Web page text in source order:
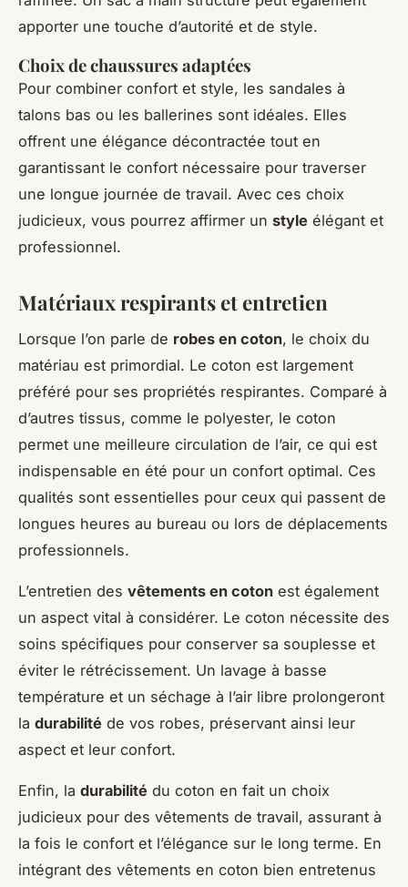
apporter une touche d’autorité et de style.
Choix de chaussures adaptées
Pour combiner confort et style, les sandales à
talons bas ou les ballerines sont idéales. Elles
offrent une élégance décontractée tout en
garantissant le confort nécessaire pour traverser
une longue journée de travail. Avec ces choix
judicieux, vous pourrez affirmer un style élégant et
professionnel.
Matériaux respirants et entretien
Lorsque l’on parle de robes en coton, le choix du
matériau est primordial. Le coton est largement
préféré pour ses propriétés respirantes. Comparé à
d’autres tissus, comme le polyester, le coton
permet une meilleure circulation de l’air, ce qui est
indispensable en été pour un confort optimal. Ces
qualités sont essentielles pour ceux qui passent de
longues heures au bureau ou lors de déplacements
professionnels.
L’entretien des vêtements en coton est également
un aspect vital à considérer. Le coton nécessite des
soins spécifiques pour conserver sa souplesse et
éviter le rétrécissement. Un lavage à basse
température et un séchage à l’air libre prolongeront
la durabilité de vos robes, préservant ainsi leur
aspect et leur confort.
Enfin, la durabilité du coton en fait un choix
judicieux pour des vêtements de travail, assurant à
la fois le confort et l’élégance sur le long terme. En
intégrant des vêtements en coton bien entretenus